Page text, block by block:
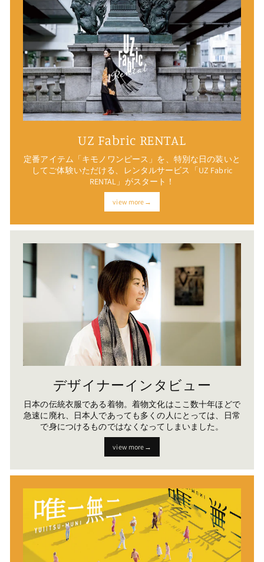
UZ Fabric RENTAL
定番アイテム「キモノワンピース」を、特別な日の装いと
してご体験いただける、レンタルサービス「UZ Fabric
RENTAL」がスタート！
view more→
デザイナーインタビュー
日本の伝統衣服である着物。着物文化はここ数十年ほどで
急速に廃れ、日本人であっても多くの人にとっては、日常
で身につけるものではなくなってしまいました。
view more→